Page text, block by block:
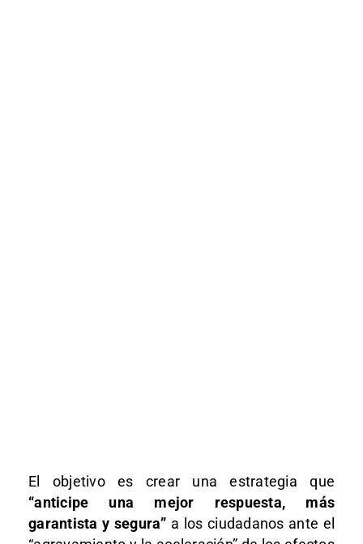
El objetivo es crear una estrategia que
“anticipe una mejor respuesta, más
garantista y segura” a los ciudadanos ante el